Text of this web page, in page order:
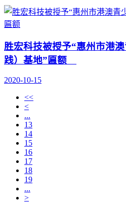
胜宏科技被授予“惠州市港
践）基地”匾额
2020-10-15
<<
<
...
13
14
15
16
17
18
19
...
>